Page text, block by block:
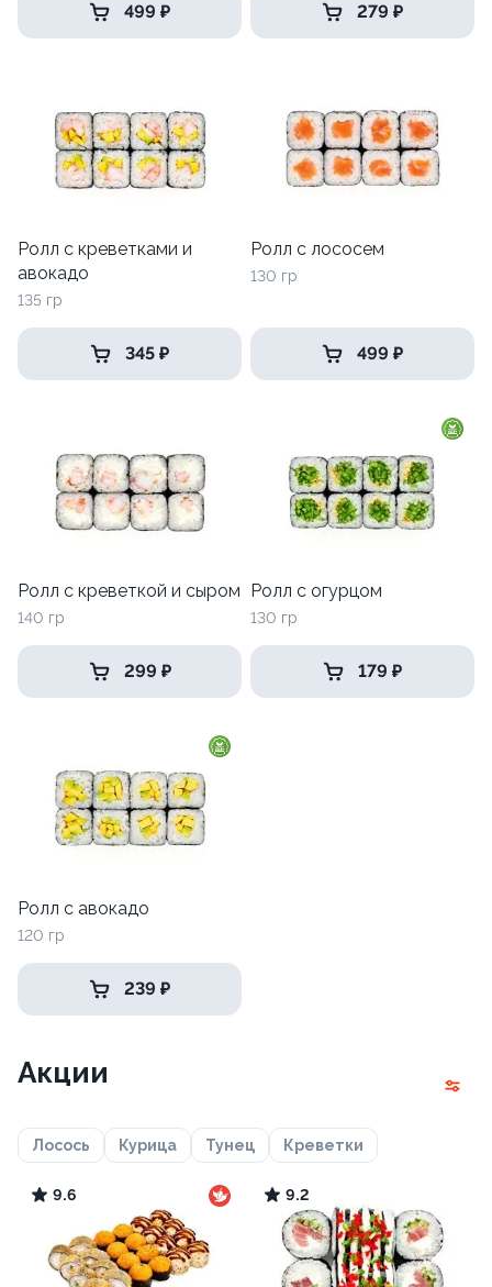
499 ₽ 279 ₽
Ролл с креветками и
авокадо
135 гр
345 ₽
Ролл с лососем
130 гр
499 ₽
Ролл с креветкой и сыром
140 гр
299 ₽
Ролл с огурцом
130 гр
179 ₽
Ролл с авокадо
120 гр
239 ₽
Акции
Лосось Курица Тунец Креветки
9.6 9.2